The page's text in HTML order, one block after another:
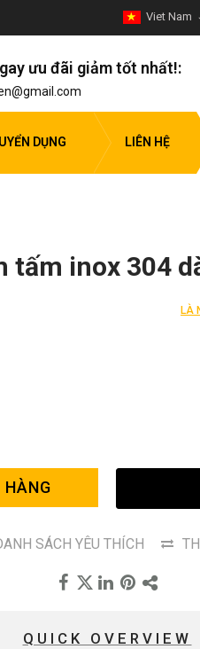
Viet Nam
ưu đãi giảm tốt nhất!:
DỤNG LIÊN HỆ
tấm inox 304
LÀ
SÁCH YÊU THÍCH
QUICK OVERVIEW